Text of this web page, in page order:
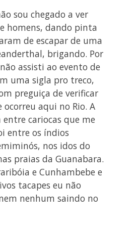
sou chegado a ver
homens, dando pinta
de escapar de uma
brigando. Por
assisti ao evento de
uma sigla pro treco,
preguiça de verificar
aqui no Rio. A
cariocas que me
entre os índios
nos idos do
praias da Guanabara.
e Cunhambebe e
tacapes eu não
nenhum saindo no